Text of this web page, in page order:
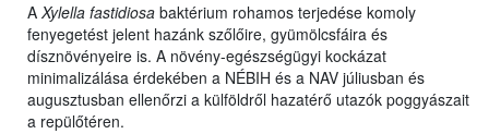
A Xylella fastidiosa baktérium rohamos terjedése komoly
fenyegetést jelent hazánk szőlőire, gyümölcsfáira és
dísznövényeire is. A növény-egészségügyi kockázat
minimalizálása érdekében a NÉBIH és a NAV júliusban és
augusztusban ellenőrzi a külföldről hazatérő utazók poggyászait
a repülőtéren.